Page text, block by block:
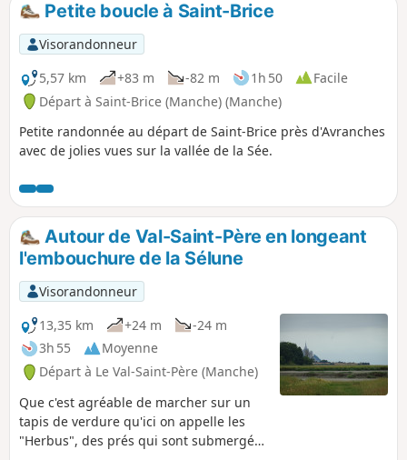
Petite boucle à Saint-Brice
Visorandonneur
5,57 km
+83 m -82 m 1h 50
Facile
Départ à Saint-Brice (Manche) (Manche)
Petite randonnée au départ de Saint-Brice près d'Avranches
avec de jolies vues sur la vallée de la Sée.
Autour de Val-Saint-Père en longeant
l'embouchure de la Sélune
Visorandonneur
13,35 km
+24 m
-24 m
3h 55
Moyenne
Départ à Le Val-Saint-Père (Manche)
Que c'est agréable de marcher sur un
tapis de verdure qu'ici on appelle les
"Herbus", des prés qui sont submergés